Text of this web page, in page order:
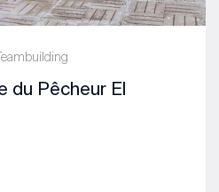
du Pêcheur El